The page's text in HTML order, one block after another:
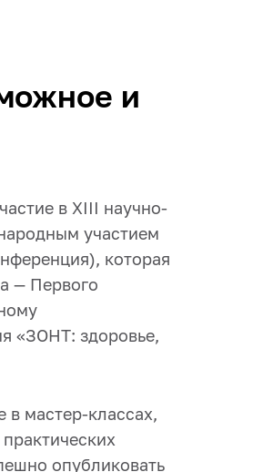
и
в XIII научно-
участием
которая
— Первого
«ЗОНТ: здоровье,
в мастер-классах,
опубликовать